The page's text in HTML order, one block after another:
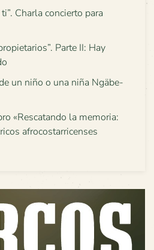
Charla concierto para
Parte II: Hay
un niño o una niña Ngäbe-
«Rescatando la memoria:
afrocostarricenses